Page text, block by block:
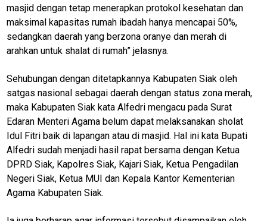
masjid dengan tetap menerapkan protokol kesehatan dan
maksimal kapasitas rumah ibadah hanya mencapai 50%,
sedangkan daerah yang berzona oranye dan merah di
arahkan untuk shalat di rumah” jelasnya.
Sehubungan dengan ditetapkannya Kabupaten Siak oleh
satgas nasional sebagai daerah dengan status zona merah,
maka Kabupaten Siak kata Alfedri mengacu pada Surat
Edaran Menteri Agama belum dapat melaksanakan sholat
Idul Fitri baik di lapangan atau di masjid. Hal ini kata Bupati
Alfedri sudah menjadi hasil rapat bersama dengan Ketua
DPRD Siak, Kapolres Siak, Kajari Siak, Ketua Pengadilan
Negeri Siak, Ketua MUI dan Kepala Kantor Kementerian
Agama Kabupaten Siak.
Guide
Money
Liputan
Real
Gadget
Guide